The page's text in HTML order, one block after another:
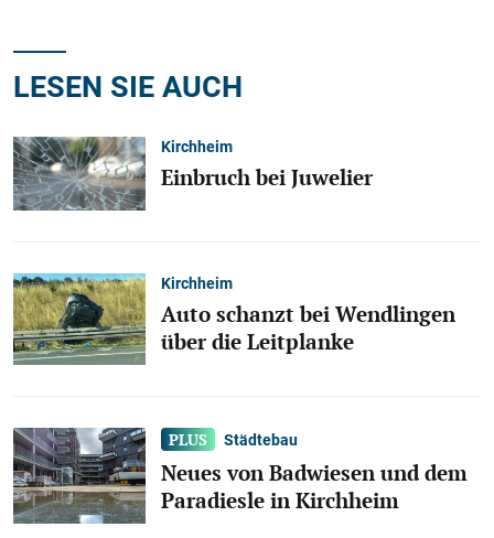
LESEN SIE AUCH
Kirchheim
Einbruch bei Juwelier
Kirchheim
Auto schanzt bei Wendlingen
über die Leitplanke
Städtebau
Neues von Badwiesen und dem
Paradiesle in Kirchheim